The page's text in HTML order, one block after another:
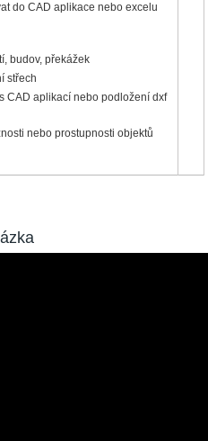
do CAD aplikace nebo excelu
budov, překážek
střech
CAD aplikací nebo podložení dxf
nebo prostupnosti objektů